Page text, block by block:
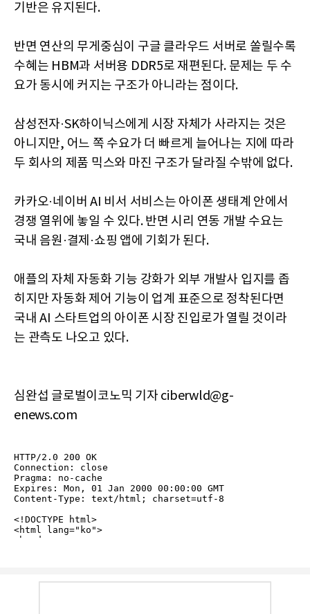
기반은 유지된다.
반면 연산의 무게중심이 구글 클라우드 서버로 쏠릴수록
수혜는 HBM과 서버용 DDR5로 재편된다. 문제는 두 수
요가 동시에 커지는 구조가 아니라는 점이다.
삼성전자·SK하이닉스에게 시장 자체가 사라지는 것은
아니지만, 어느 쪽 수요가 더 빠르게 늘어나는 지에 따라
두 회사의 제품 믹스와 마진 구조가 달라질 수밖에 없다.
카카오·네이버 AI 비서 서비스는 아이폰 생태계 안에서
경쟁 열위에 놓일 수 있다. 반면 시리 연동 개발 수요는
국내 음원·결제·쇼핑 앱에 기회가 된다.
애플의 자체 자동화 기능 강화가 외부 개발사 입지를 좁
히지만 자동화 제어 기능이 업계 표준으로 정착된다면
국내 AI 스타트업의 아이폰 시장 진입로가 열릴 것이라
는 관측도 나오고 있다.
심완섭 글로벌이코노믹 기자 ciberwld@g-
enews.com